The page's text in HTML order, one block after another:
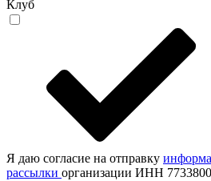
Клуб
Я даю согласие на отправку
рассылки организации ИНН